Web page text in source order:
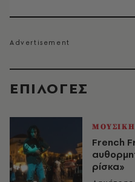
EΠΙΛΟΓΈΣ
ΜΟΥΣΙΚΗ
French
ρίσκα»